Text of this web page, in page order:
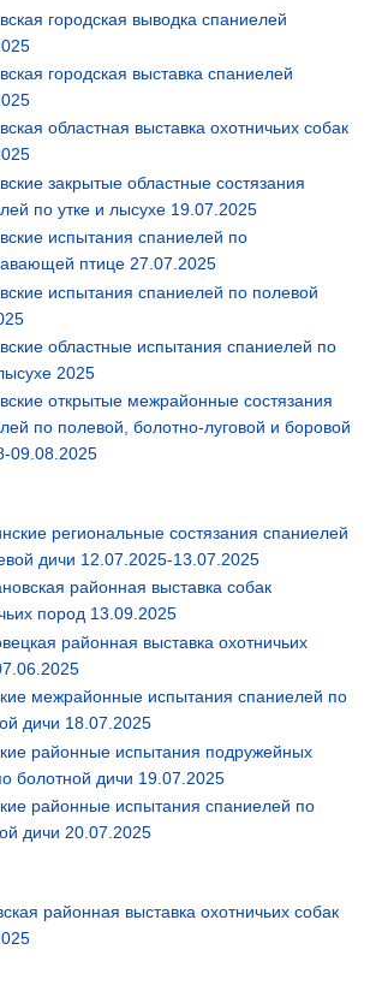
городская выводка спаниелей
городская выставка спаниелей
областная выставка охотничьих собак
закрытые областные состязания
по утке и лысухе 19.07.2025
испытания спаниелей по
птице 27.07.2025
испытания спаниелей по полевой
областные испытания спаниелей по
2025
открытые межрайонные состязания
по полевой, болотно-луговой и боровой
09.08.2025
региональные состязания спаниелей
дичи 12.07.2025-13.07.2025
районная выставка собак
пород 13.09.2025
районная выставка охотничьих
межрайонные испытания спаниелей по
дичи 18.07.2025
районные испытания подружейных
болотной дичи 19.07.2025
районные испытания спаниелей по
дичи 20.07.2025
районная выставка охотничьих собак